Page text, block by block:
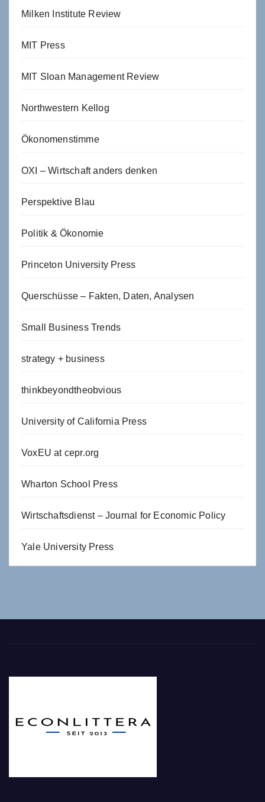
Milken Institute Review
MIT Press
MIT Sloan Management Review
Northwestern Kellog
Ökonomenstimme
OXI – Wirtschaft anders denken
Perspektive Blau
Politik & Ökonomie
Princeton University Press
Querschüsse – Fakten, Daten, Analysen
Small Business Trends
strategy + business
thinkbeyondtheobvious
University of California Press
VoxEU at cepr.org
Wharton School Press
Wirtschaftsdienst – Journal for Economic Policy
Yale University Press